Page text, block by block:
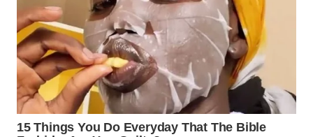
WAHANA
TRAVEL
WAHANA
TV
WAHANANEWS